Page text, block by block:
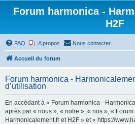
Forum harmonica -
H2F
FAQ A propos Nous contacter
Accueil du forum
Forum harmonica -
d’utilisation
En accédant à « Forum harmonica -
après par « nous », « notre », « nos », «
Harmonicalement.fr et H2F » et « https://